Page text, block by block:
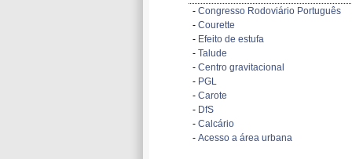
- Congresso Rodoviário Português
- Courette
- Efeito de estufa
- Talude
- Centro gravitacional
- PGL
- Carote
- DfS
- Calcário
- Acesso a área urbana